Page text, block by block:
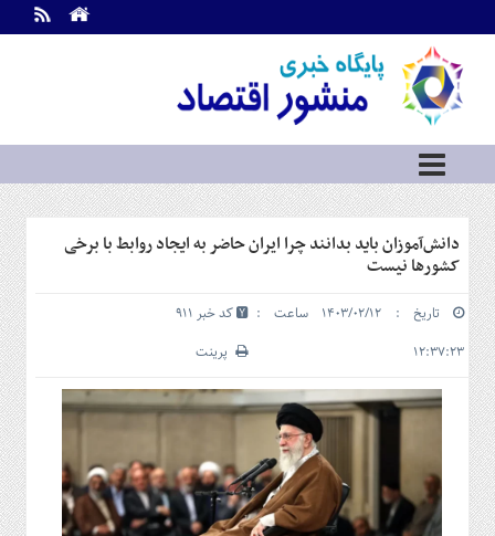
اطلاعات
تماس
ما
درباره
ما
سرویس
ها
خانه
سرمایه
و
بورس
مسکن
و
شهری
گاز
و
دانش‌آموزان باید بدانند چرا ایران حاضر به ایجاد روابط با برخی
کشورها نیست
تاریخ : ۱۴۰۳/۰۲/۱۲ ساعت :
۱۲:۳۷:۲۳
کد خبر 911
پرینت